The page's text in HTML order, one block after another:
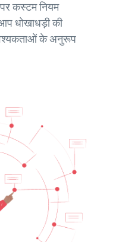
कस्टम नियम
धोखाधड़ी की
के अनुरूप